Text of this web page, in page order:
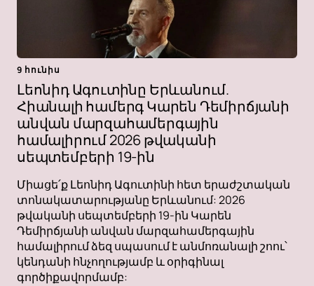
9 հունիս
Լեոնիդ Ագուտինը Երևանում.
Հիանալի համերգ Կարեն Դեմիրճյանի
անվան մարզահամերգային
համալիրում 2026 թվականի
սեպտեմբերի 19-ին
Միացե՛ք Լեոնիդ Ագուտինի հետ երաժշտական ​​
տոնակատարությանը Երևանում: 2026
թվականի սեպտեմբերի 19-ին Կարեն
Դեմիրճյանի անվան մարզահամերգային
համալիրում ձեզ սպասում է անմոռանալի շոու՝
կենդանի հնչողությամբ և օրիգինալ
գործիքավորմամբ: